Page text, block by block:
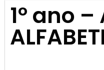
1º ano –